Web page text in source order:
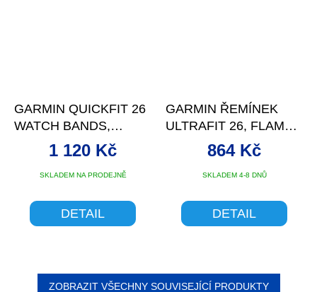
GARMIN QUICKFIT 26
WATCH BANDS,
SPARK
ORANGE/GRAPHITE
SILICONE
SKLADEM NA PRODEJNĚ
1 120 Kč
DETAIL
GARMIN ŘEMÍNEK
ULTRAFIT 26, FLAME
SKLADEM 4-8 DNŮ
864 Kč
DETAIL
ZOBRAZIT VŠECHNY SOUVISEJÍCÍ PRODUKTY